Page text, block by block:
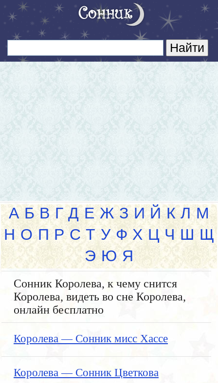
А Б В Г Д Е Ж З И Й К Л М
Н О П Р С Т У Ф Х Ц Ч Ш Щ
Э Ю Я
Сонник Королева, к чему снится
Королева, видеть во сне Королева,
онлайн бесплатно
Королева — Сонник мисс Хассе
Королева — Сонник Цветкова